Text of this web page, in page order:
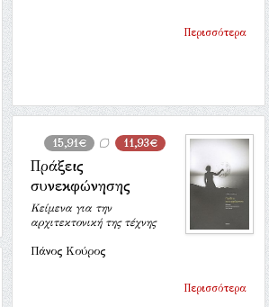
Περισσότερα
15,91€ 11,93€
Πράξεις
συνεκφώνησης
Κείμενα για την
αρχιτεκτονική της τέχνης
Πάνος Κούρος
Περισσότερα